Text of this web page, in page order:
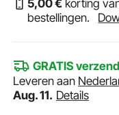
5,00€ korting
bestellingen.
GRATIS
Leveren aan
Aug. 11. Details